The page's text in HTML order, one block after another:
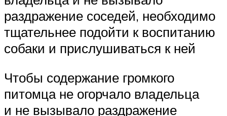
раздражение соседей, необходимо
тщательнее подойти к воспитанию
собаки и прислушиваться к ней
Чтобы содержание громкого
питомца не огорчало владельца
и не вызывало раздражение